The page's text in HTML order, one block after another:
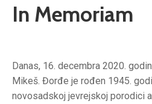
In Memoriam
Danas, 16. decembra 2020.
Mikeš. Đorđe je rođen 1945.
novosadskoj jevrejskoj porodici